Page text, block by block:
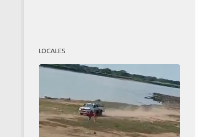
LOCALES